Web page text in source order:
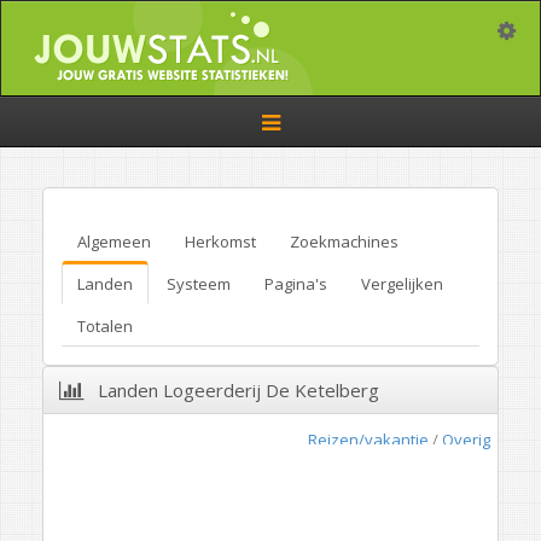
Toggle
navigation
Algemeen Herkomst
Zoekmachines
Landen
Systeem Pagina's
Vergelijken
Totalen
Landen Logeerderij De Ketelberg
Reizen/vakantie / Overig